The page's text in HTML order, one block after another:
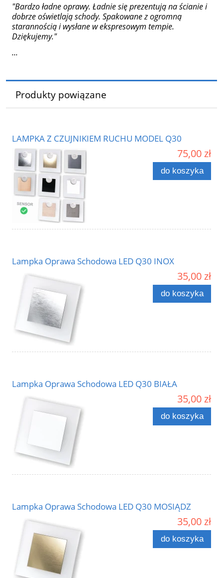
"Bardzo ładne oprawy. Ładnie się prezentują na ścianie i
dobrze oświetlają schody. Spakowane z ogromną
starannością i wysłane w ekspresowym tempie.
Dziękujemy."
...
Produkty powiązane
LAMPKA Z CZUJNIKIEM RUCHU MODEL Q30
75,00 zł
do koszyka
Lampka Oprawa Schodowa LED Q30 INOX
35,00 zł
do koszyka
Lampka Oprawa Schodowa LED Q30 BIAŁA
35,00 zł
do koszyka
Lampka Oprawa Schodowa LED Q30 MOSIĄDZ
35,00 zł
do koszyka